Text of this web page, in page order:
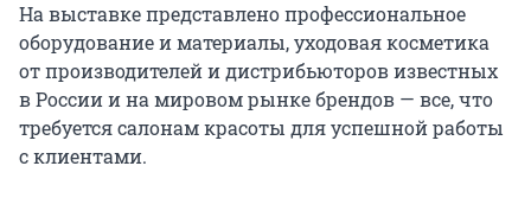
На выставке представлено профессиональное
оборудование и материалы, уходовая косметика
от производителей и дистрибьюторов известных
в России и на мировом рынке брендов — все, что
требуется салонам красоты для успешной работы
с клиентами.